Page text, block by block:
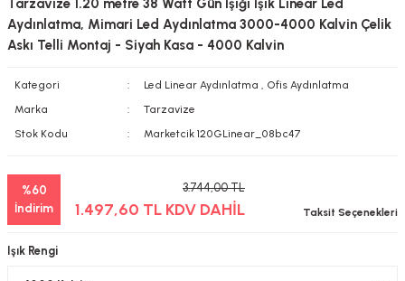
Tarzavize 1.20 metre 38 Watt Gün Işığı Işık Linear Led
Aydınlatma, Mimari Led Aydınlatma 3000-4000 Kalvin Çelik
Askı Telli Montaj - Siyah Kasa - 4000 Kalvin
Kategori Led Linear Aydınlatma , Ofis Aydınlatma
Marka
Tarzavize
Stok Kodu
Marketcik 120GLinear_08bc47
%60
İndirim
3.744,00 TL
1.497,60 TL KDV DAHİL Taksit Seçenekleri
Işık Rengi